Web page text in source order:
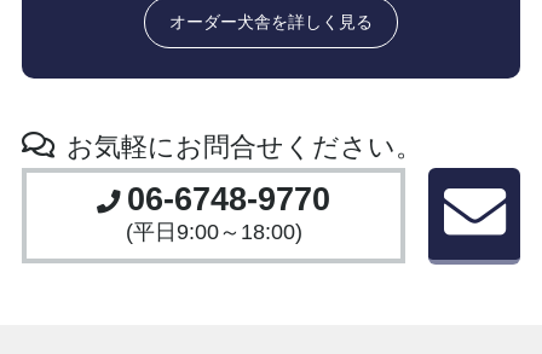
オーダー犬舎を詳しく見る
お気軽にお問合せください。
06-6748-9770
(平日9:00～18:00)